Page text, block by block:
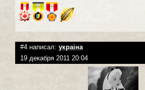
#4 написал: украiна
19 декабря 2011 20:04